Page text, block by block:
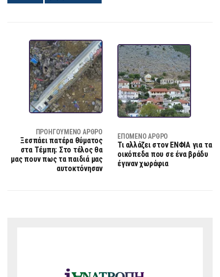
ΠΡΟΗΓΟΎΜΕΝΟ ΆΡΘΡΟ
Ξεσπάει πατέρα θύματος
στα Τέμπη: Στο τέλος θα
μας πουν πως τα παιδιά μας
αυτοκτόνησαν
ΕΠΌΜΕΝΟ ΆΡΘΡΟ
Τι αλλάζει στον ΕΝΦΙΑ για τα
οικόπεδα που σε ένα βράδυ
έγιναν χωράφια